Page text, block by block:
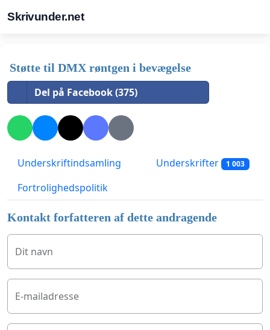
Skrivunder.net
Støtte til DMX røntgen i bevægelse
Del på Facebook (375)
Underskriftindsamling Underskrifter 1 003
Fortrolighedspolitik
Kontakt forfatteren af dette andragende
Dit navn
E-mailadresse